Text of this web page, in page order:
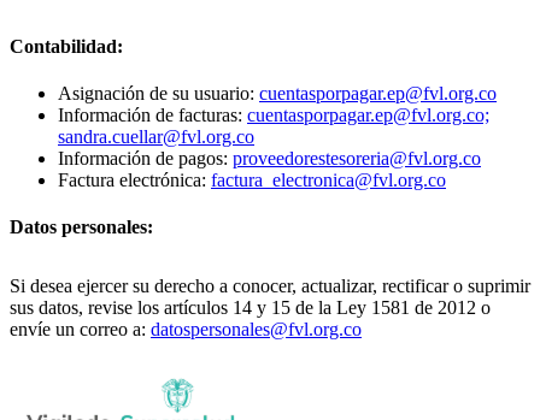
Contabilidad:
Asignación de su usuario: cuentasporpagar.ep@fvl.org.co
Información de facturas: cuentasporpagar.ep@fvl.org.co;
sandra.cuellar@fvl.org.co
Información de pagos: proveedorestesoreria@fvl.org.co
Factura electrónica: factura_electronica@fvl.org.co
Datos personales:
Si desea ejercer su derecho a conocer, actualizar, rectificar o suprimir
sus datos, revise los artículos 14 y 15 de la Ley 1581 de 2012 o
envíe un correo a: datospersonales@fvl.org.co